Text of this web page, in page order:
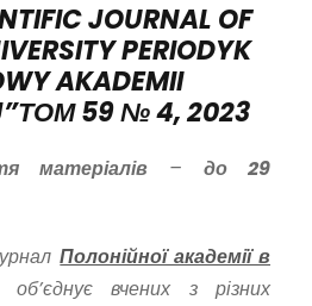
JOURNAL OF
PERIODYK
AKADEMII
ТОМ 59№4, 2023
матеріалів – до 29
Полонійної академії в
вчених з різних